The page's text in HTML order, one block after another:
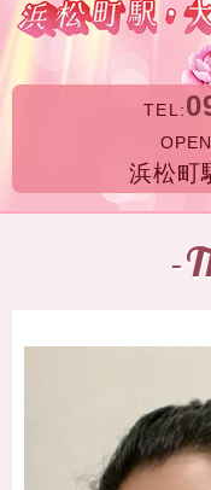
TEL:
浜松町
-